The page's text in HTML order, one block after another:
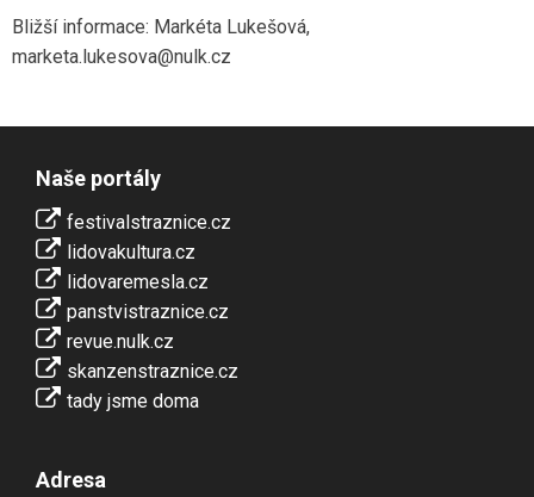
Bližší informace: Markéta Lukešová,
marketa.lukesova@nulk.cz
Naše portály
festivalstraznice.cz
lidovakultura.cz
lidovaremesla.cz
panstvistraznice.cz
revue.nulk.cz
skanzenstraznice.cz
tady jsme doma
Adresa